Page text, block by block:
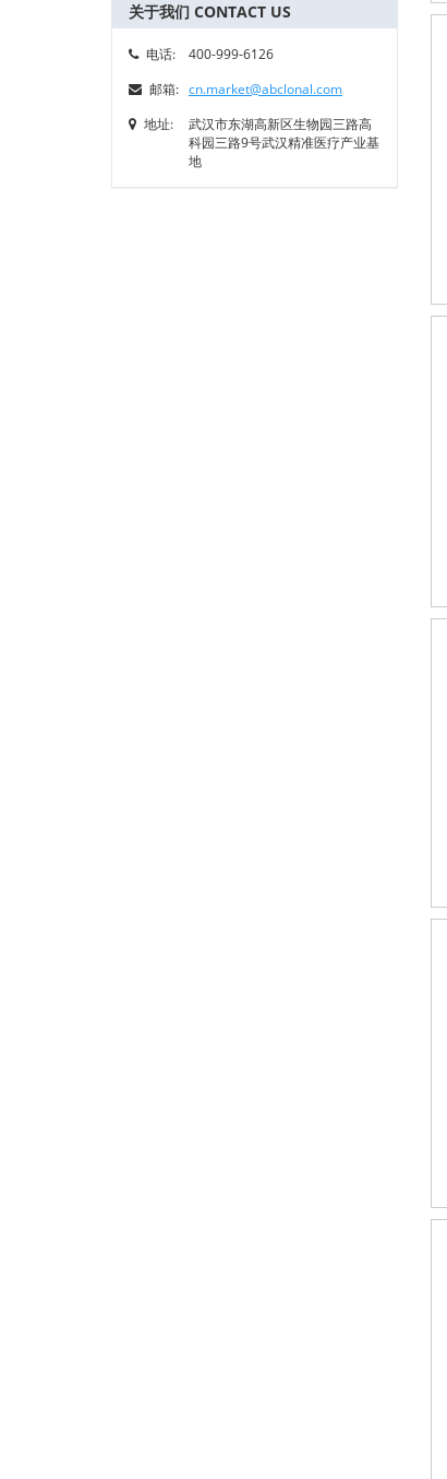
关于我们 CONTACT US
电话:
400-999-6126
邮箱: cn.market@abclonal.com
地址:
武汉市东湖高新区生物园三路高
科园三路9号武汉精准医疗产业基
地